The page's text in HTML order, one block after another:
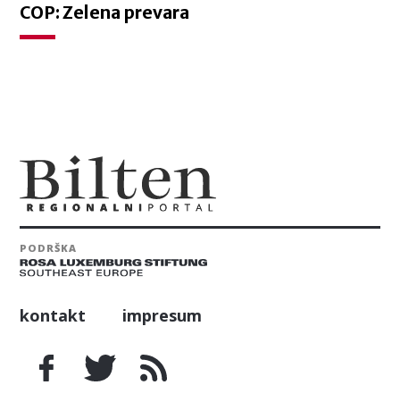
COP: Zelena prevara
PODRŠKA
kontakt impresum